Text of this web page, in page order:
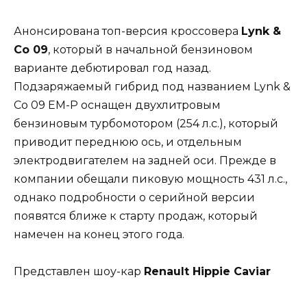
Анонсирована топ-версия кроссовера Lynk &
Co 09, который в начальной бензиновом
варианте дебютировал год назад.
Подзаряжаемый гибрид под названием Lynk &
Co 09 EM-P оснащен двухлитровым
бензиновым турбомотором (254 л.с.), который
приводит переднюю ось, и отдельным
электродвигателем на задней оси. Прежде в
компании обещали пиковую мощность 431 л.с.,
однако подробности о серийной версии
появятся ближе к старту продаж, который
намечен на конец этого года.
Представлен шоу-кар Renault Hippie Caviar